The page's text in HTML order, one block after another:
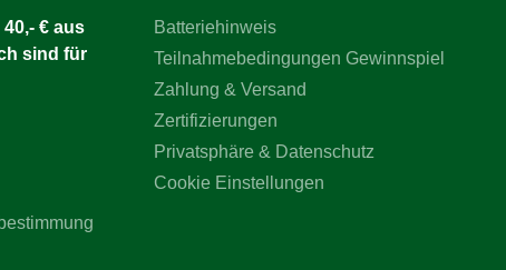
€ aus
sind für
Batteriehinweis
Teilnahmebedingungen Gewinnspiel
Zahlung & Versand
Zertifizierungen
Privatsphäre & Datenschutz
Cookie Einstellungen